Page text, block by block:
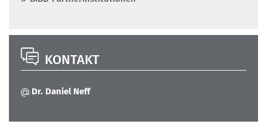
KONTAKT
Dr. Daniel Neff